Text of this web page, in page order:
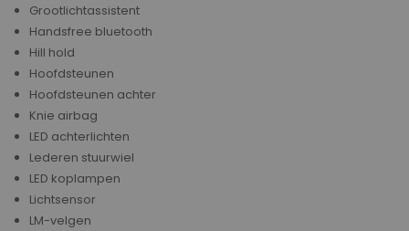
Grootlichtassistent
Handsfree bluetooth
Hill hold
Hoofdsteunen
Hoofdsteunen achter
Knie airbag
LED achterlichten
Lederen stuurwiel
LED koplampen
Lichtsensor
LM-velgen